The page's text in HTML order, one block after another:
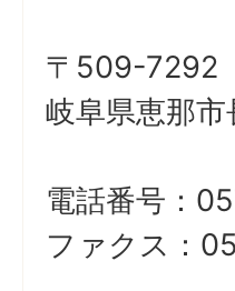
〒509-7292
岐阜県恵那
電話番号：
ファクス：